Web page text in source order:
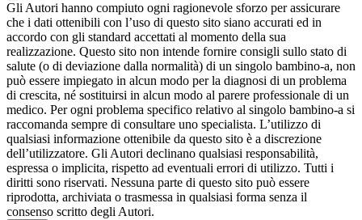
Gli Autori hanno compiuto ogni ragionevole sforzo per assicurare
che i dati ottenibili con l’uso di questo sito siano accurati ed in
accordo con gli standard accettati al momento della sua
realizzazione. Questo sito non intende fornire consigli sullo stato di
salute (o di deviazione dalla normalità) di un singolo bambino-a, non
può essere impiegato in alcun modo per la diagnosi di un problema
di crescita, né sostituirsi in alcun modo al parere professionale di un
medico. Per ogni problema specifico relativo al singolo bambino-a si
raccomanda sempre di consultare uno specialista. L’utilizzo di
qualsiasi informazione ottenibile da questo sito è a discrezione
dell’utilizzatore. Gli Autori declinano qualsiasi responsabilità,
espressa o implicita, rispetto ad eventuali errori di utilizzo. Tutti i
diritti sono riservati. Nessuna parte di questo sito può essere
riprodotta, archiviata o trasmessa in qualsiasi forma senza il
consenso scritto degli Autori.